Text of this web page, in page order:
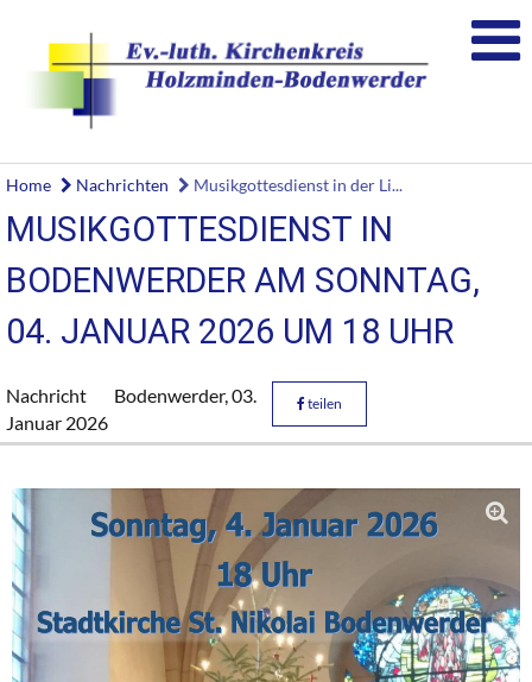
Home Nachrichten Musikgottesdienst in der Li...
MUSIKGOTTESDIENST IN
BODENWERDER AM SONNTAG,
04. JANUAR 2026 UM 18 UHR
Nachricht Bodenwerder,03.
Januar 2026
teilen